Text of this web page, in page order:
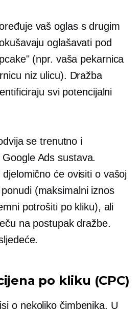
vaš oglas s drugim
oglašavati pod
(npr. vaša pekarnica
niz ulicu). Dražba
svi potencijalni
se trenutno i
Ads sustava.
će ovisiti o vašoj
(maksimalni iznos
potrošiti po kliku), ali
na postupak dražbe.
po kliku (CPC)
o nekoliko čimbenika. U